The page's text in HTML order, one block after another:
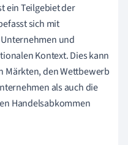
ein Teilgebiet der
sich mit
und
Kontext. Dies kann
Märkten, den Wettbewerb
als auch die
Handelsabkommen